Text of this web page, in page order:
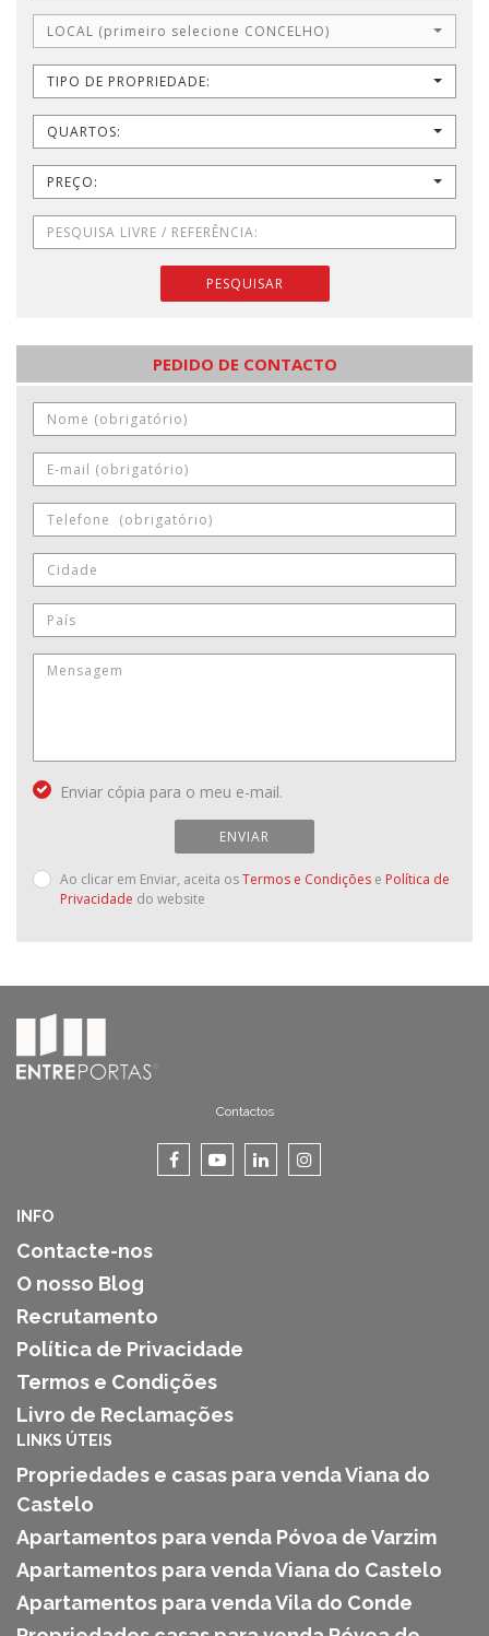
LOCAL (primeiro selecione CONCELHO)
TIPO DE PROPRIEDADE:
QUARTOS:
PREÇO:
PESQUISAR
PEDIDO DE CONTACTO
Enviar cópia para o meu e-mail.
ENVIAR
Ao clicar em Enviar, aceita osTermos e Condições e Política de
Privacidade do website
Contactos
INFO
Contacte-nos
O nosso Blog
Recrutamento
Política de Privacidade
Termos e Condições
Livro de Reclamações
LINKS ÚTEIS
Propriedades e casas para venda Viana do
Castelo
Apartamentos para venda Póvoa de Varzim
Apartamentos para venda Viana do Castelo
Apartamentos para venda Vila do Conde